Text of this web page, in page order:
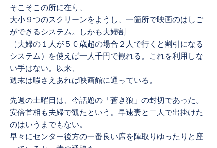
そこそこの所に在り、
大小９つのスクリーンをようし、一箇所で映画のはしご
ができるシステム。しかも夫婦割
（夫婦の１人が５０歳超の場合２人で行くと割引になる
システム）を使えば一人千円で観れる。これを利用しな
い手はない。以来、
週末は暇さえあれば映画館に通っている。
先週の土曜日は、今話題の「蒼き狼」の封切であった。
安倍首相も夫婦で観たという。早速妻と二人で出掛けた
のはいうまでもない。
早々にセンター後方の一番良い席を陣取りゆったりと座